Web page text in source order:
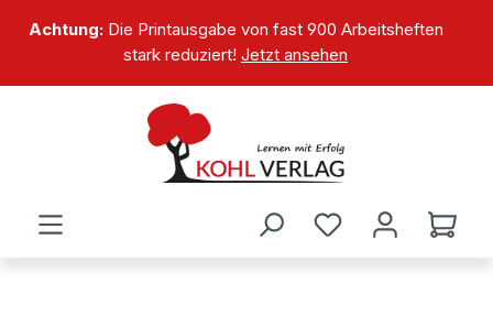
springen
Achtung:Die Printausgabe von fast 900 Arbeitsheften
stark reduziert! Jetzt ansehen